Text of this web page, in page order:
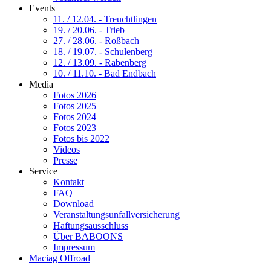
Events
11. / 12.04. - Treuchtlingen
19. / 20.06. - Trieb
27. / 28.06. - Roßbach
18. / 19.07. - Schulenberg
12. / 13.09. - Rabenberg
10. / 11.10. - Bad Endbach
Media
Fotos 2026
Fotos 2025
Fotos 2024
Fotos 2023
Fotos bis 2022
Videos
Presse
Service
Kontakt
FAQ
Download
Veranstaltungsunfallversicherung
Haftungsausschluss
Über BABOONS
Impressum
Maciag Offroad